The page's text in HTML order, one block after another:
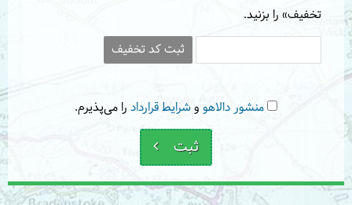
تخفیف» را بزنید.
ثبت کد تخفیف
منشور دالاهو وشرایط قرارداد را می‌پذیرم.
ثبت